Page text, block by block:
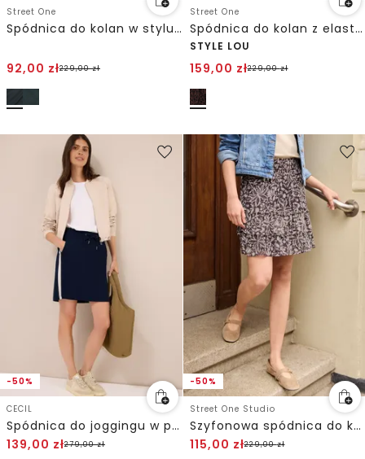
Street One
Spódnica do kolan w stylu kopertowym
92,00 zł229,00zł
Street One
Spódnica do kolan z elastycznym paskiem w talii
STYLE LOU
159,00 zł229,00zł
-50%
CECIL
Spódnica do joggingu w paski Lampasy
139,00 zł279,00zł
-50%
Street One Studio
Szyfonowa spódnica do kolan z falbanami
115,00 zł229,00zł